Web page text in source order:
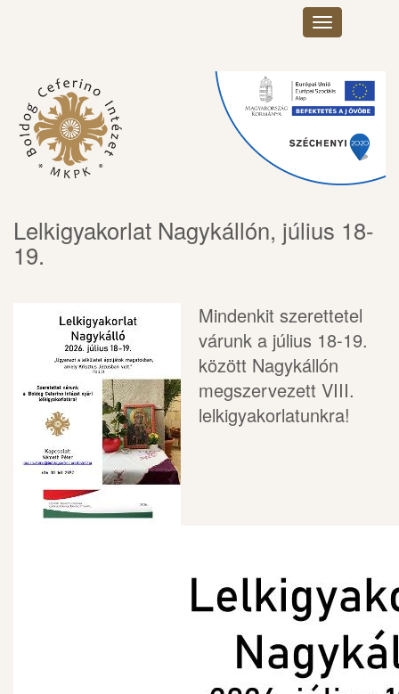
Toggle
navigation
Lelkigyakorlat Nagykállón, július 18-
19.
Mindenkit szerettetel
várunk a július 18-19.
között Nagykállón
megszervezett VIII.
lelkigyakorlatunkra!